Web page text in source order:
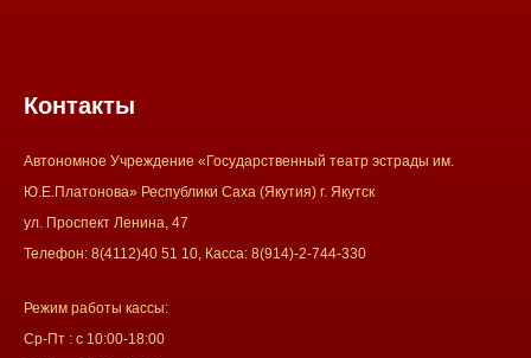
Контакты
Автономное Учреждение «Государственный театр эстрады им.
Ю.Е.Платонова» Республики Саха (Якутия) г. Якутск
ул. Проспект Ленина, 47
Телефон: 8(4112)40 51 10, Касса: 8(914)-2-744-330
Режим работы кассы:
Ср-Пт : с 10:00-18:00